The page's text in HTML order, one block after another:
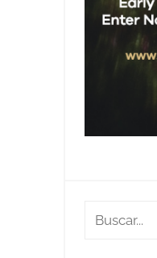
Buscar: